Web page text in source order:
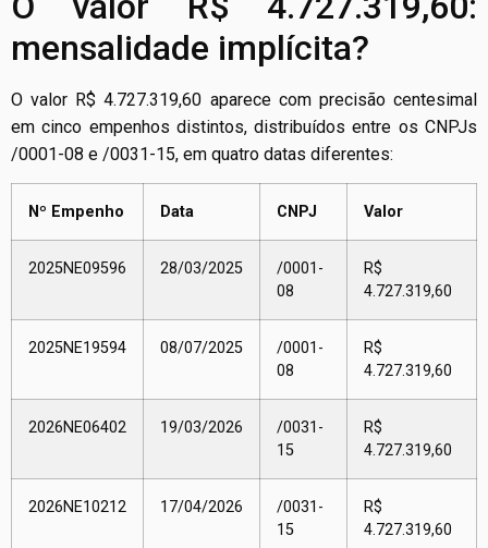
mensalidade implícita?
O valor R$ 4.727.319,60 aparece com precisão centesimal
em cinco empenhos distintos, distribuídos entre os CNPJs
/0001-08 e /0031-15, em quatro datas diferentes:
Nº Empenho Data CNPJ Valor
2025NE09596 28/03/2025
/0001-
08
R$
4.727.319,60
2025NE19594 08/07/2025
/0001-
08
R$
4.727.319,60
2026NE06402 19/03/2026
/0031-
15
R$
4.727.319,60
2026NE10212 17/04/2026
/0031-
15
R$
4.727.319,60